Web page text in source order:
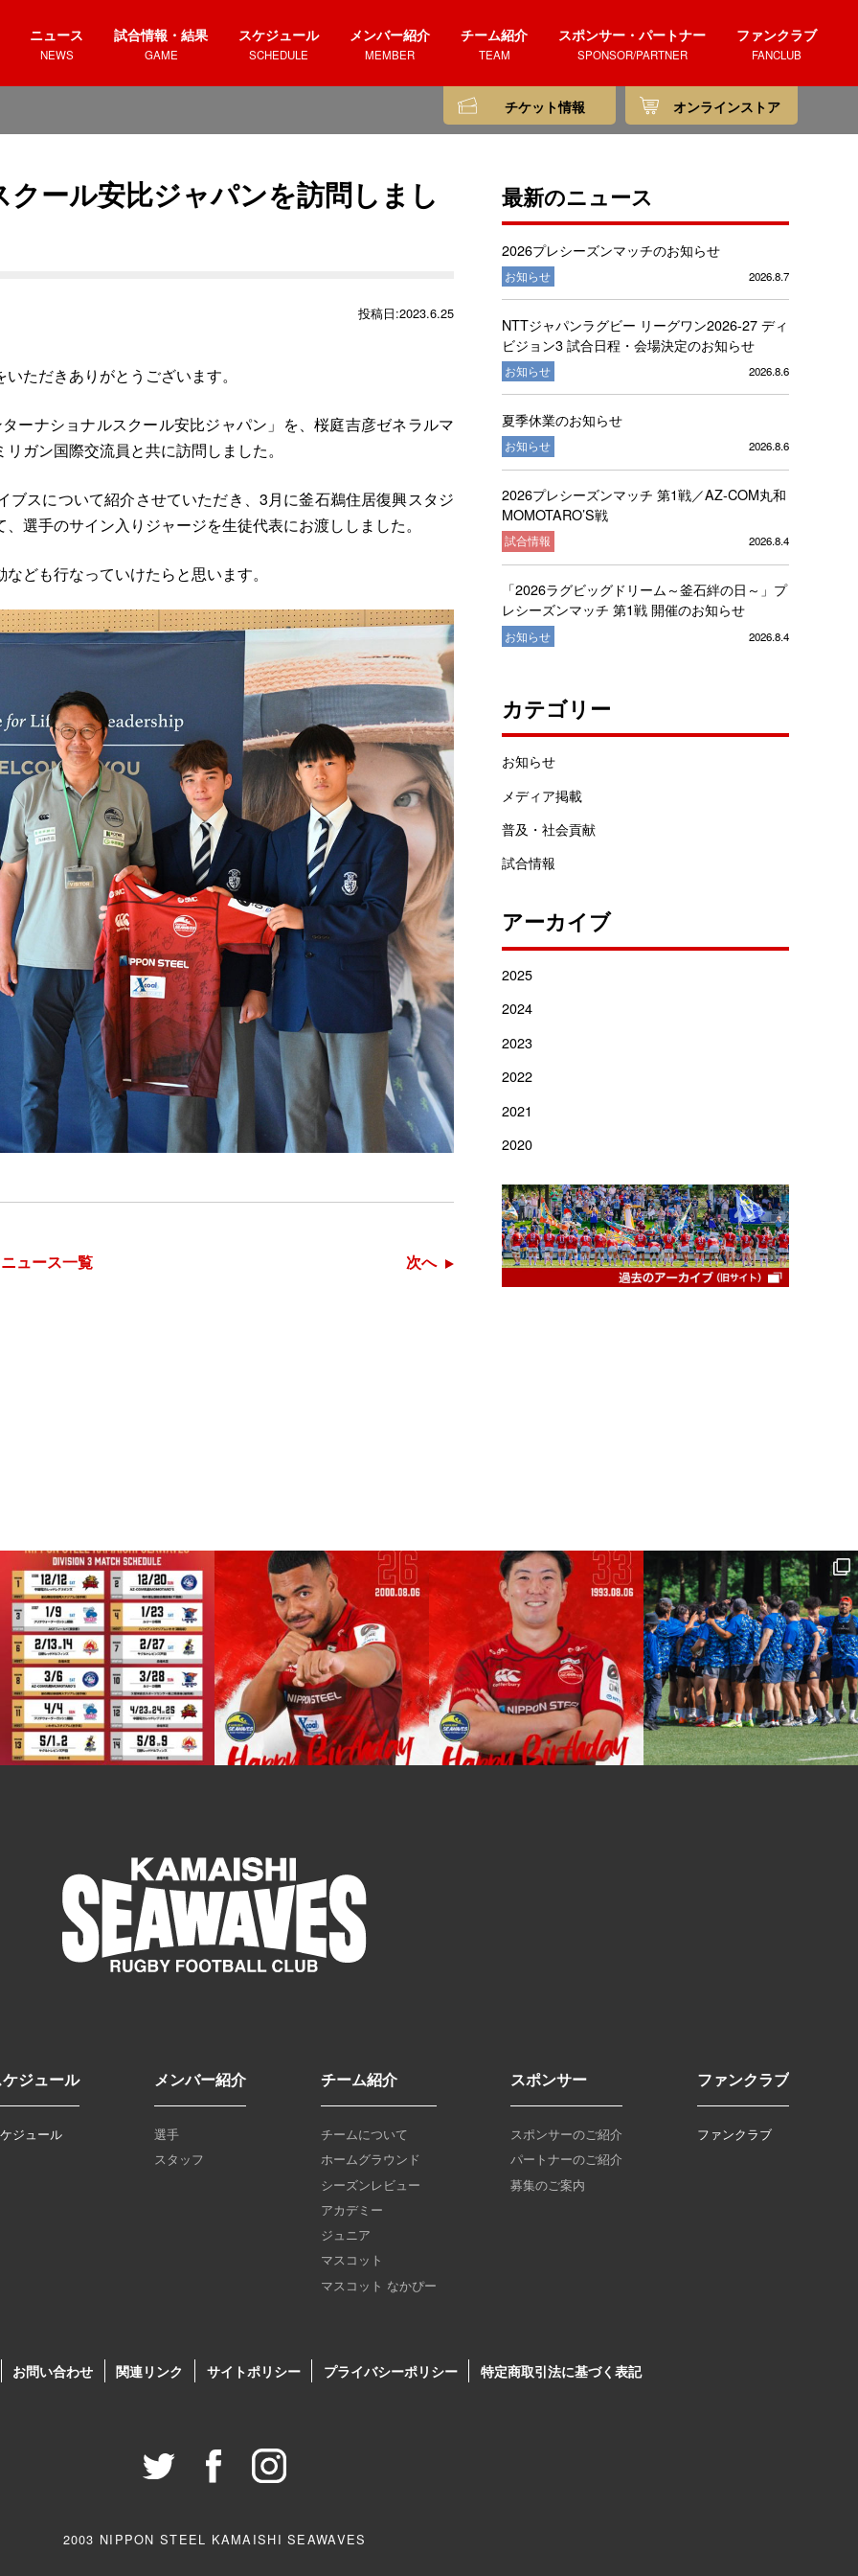
ニュース
NEWS
試合情報・結果
GAME
スケジュール
SCHEDULE
メンバー紹介
MEMBER
チーム紹介
TEAM
スポンサー・パートナー
SPONSOR/PARTNER
ファンクラブ
FANCLUB
チケット情報 オンラインストア
ール安比ジャパンを訪問しまし
投稿日:2023.6.25
ただきありがとうございます。
ーナショナルスクール安比ジャパン」を、桜庭吉彦ゼネラルマ
ガン国際交流員と共に訪問しました。
スについて紹介させていただき、3月に釜石鵜住居復興スタジ
選手のサイン入りジャージを生徒代表にお渡ししました。
ども行なっていけたらと思います。
ニュース一覧 次へ
最新のニュース
2026プレシーズンマッチのお知らせ
お知らせ 2026.8.7
NTTジャパンラグビー リーグワン2026-27 ディ
ビジョン3 試合日程・会場決定のお知らせ
お知らせ 2026.8.6
夏季休業のお知らせ
お知らせ 2026.8.6
2026プレシーズンマッチ 第1戦／AZ-COM丸和
MOMOTARO’S戦
試合情報 2026.8.4
「2026ラグビッグドリーム～釜石絆の日～」プ
レシーズンマッチ 第1戦 開催のお知らせ
お知らせ 2026.8.4
カテゴリー
お知らせ
メディア掲載
普及・社会貢献
試合情報
アーカイブ
2025
2024
2023
2022
2021
2020
ジュール
ジュール
メンバー紹介
選手
スタッフ
チーム紹介
チームについて
ホームグラウンド
シーズンレビュー
アカデミー
ジュニア
マスコット
マスコット なかぴー
スポンサー
スポンサーのご紹介
パートナーのご紹介
募集のご案内
ファンクラブ
ファンクラブ
お問い合わせ 関連リンク サイトポリシー プライバシーポリシー 特定商取引法に基づく表記
2003 NIPPON STEEL KAMAISHI SEAWAVES